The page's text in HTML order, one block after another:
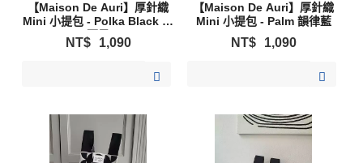
【Maison De Auri】厚針織
Mini 小提包 - Polka Black 波
爾黑
NT$ 1,090
【Maison De Auri】厚針織
Mini 小提包 - Palm 韻律藍
NT$ 1,090